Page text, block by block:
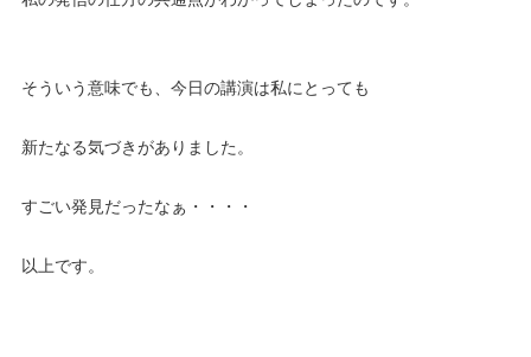
そういう意味でも、今日の講演は私にとっても
新たなる気づきがありました。
すごい発見だったなぁ・・・・
以上です。